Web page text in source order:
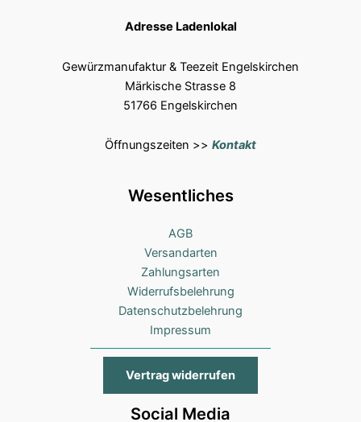
Adresse Ladenlokal
Gewürzmanufaktur & Teezeit Engelskirchen
Märkische Strasse 8
51766 Engelskirchen
Öffnungszeiten >> Kontakt
Wesentliches
AGB
Versandarten
Zahlungsarten
Widerrufsbelehrung
Datenschutzbelehrung
Impressum
Vertrag widerrufen
Social Media